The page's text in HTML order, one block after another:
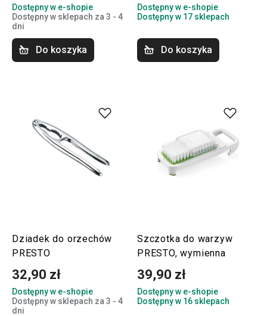
Dostępny w e-shopie
Dostępny w sklepach za 3 - 4
dni
Do koszyka
Dostępny w e-shopie
Dostępny w 17 sklepach
Do koszyka
Dziadek do orzechów
PRESTO
32,90 zł
Dostępny w e-shopie
Dostępny w sklepach za 3 - 4
dni
Szczotka do warzyw
PRESTO, wymienna
39,90 zł
Dostępny w e-shopie
Dostępny w 16 sklepach